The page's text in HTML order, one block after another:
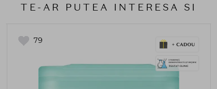
TE-AR PUTEA INTERESA SI
79